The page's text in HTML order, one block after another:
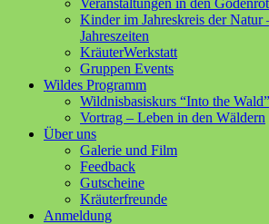
Veranstaltungen in den
Kinder im Jahreskreis der Natur
Jahreszeiten
KräuterWerkstatt
Gruppen Events
Wildes Programm
Wildnisbasiskurs “Into the Wald”
Vortrag – Leben in den Wäldern
Über uns
Galerie und Film
Feedback
Gutscheine
Kräuterfreunde
Anmeldung